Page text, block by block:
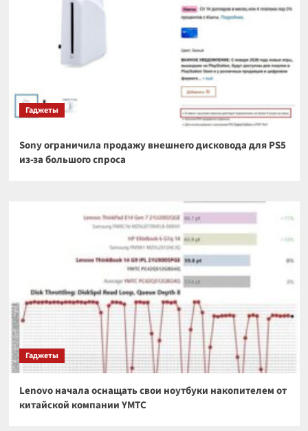
Гаджеты
Sony ограничила продажу внешнего дисковода для PS5
из-за большого спроса
Гаджеты
Lenovo начала оснащать свои ноутбуки накопителем от
китайской компании YMTC